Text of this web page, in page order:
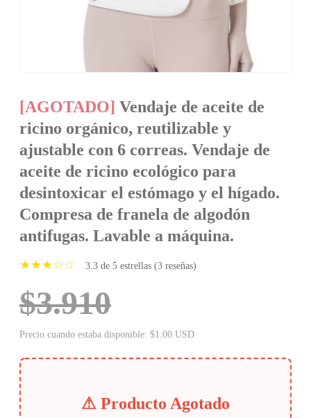
[AGOTADO] Vendaje de aceite de
ricino orgánico, reutilizable y
ajustable con 6 correas. Vendaje de
aceite de ricino ecológico para
desintoxicar el estómago y el hígado.
Compresa de franela de algodón
antifugas. Lavable a máquina.
★★★☆☆ 3.3 de 5 estrellas (3 reseñas)
$3.910
Precio cuando estaba disponible: $1.00 USD
⚠ Producto Agotado